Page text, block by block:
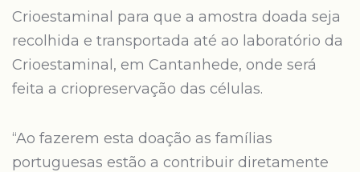
Crioestaminal para que a amostra doada seja
recolhida e transportada até ao laboratório da
Crioestaminal, em Cantanhede, onde será
feita a criopreservação das células.
“Ao fazerem esta doação as famílias
portuguesas estão a contribuir diretamente